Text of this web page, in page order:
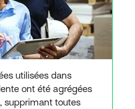
utilisées dans
ont été agrégées
supprimant toutes